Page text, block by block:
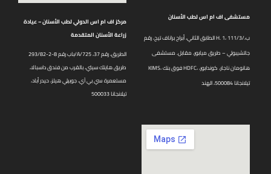
مركز اف ام اس الدولي لطب الأسنان – عيادة
زراعة الأسنان المتقدمة
باب رقم 8-2-293/82/A/725 الطريق، رقم 37،
طريق هايتك سيتي، بالقرب من فندق داسبالا،
مستعمرة سي بي آي، جوبيلي هيلز، حيدر أباد،
تيلانجانا 500033
مستشفى اف ام اس لطب الأسنان
الطابق الثاني، أبراج براناف تيج، رقم H. 1، 111/3/ب،
جاتشيبولي – طريق ميابور، مقابل. مستشفى
KIMS، فوق بنك HDFC، هانومان ناجار، كوندابور،
تيلانجانا 500084، الهند